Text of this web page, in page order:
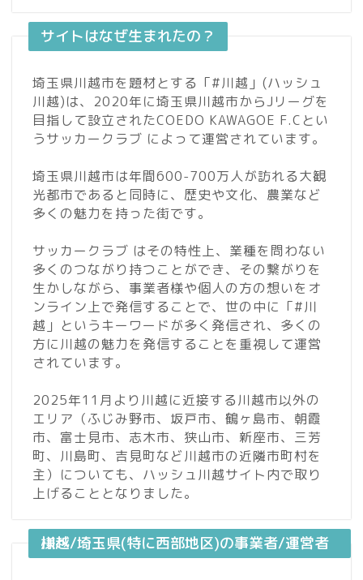
サイトはなぜ生まれたの？
埼玉県川越市を題材とする「#川越」(ハッシュ
川越)は、2020年に埼玉県川越市からJリーグを
目指して設立されたCOEDO KAWAGOE F.Cとい
うサッカークラブ によって運営されています。
埼玉県川越市は年間600-700万人が訪れる大観
光都市であると同時に、歴史や文化、農業など
多くの魅力を持った街です。
サッカークラブ はその特性上、業種を問わない
多くのつながり持つことができ、その繋がりを
生かしながら、事業者様や個人の方の想いをオ
ンライン上で発信することで、世の中に「#川
越」というキーワードが多く発信され、多くの
方に川越の魅力を発信することを重視して運営
されています。
2025年11月より川越に近接する川越市以外の
エリア（ふじみ野市、坂戸市、鶴ヶ島市、朝霞
市、富士見市、志木市、狭山市、新座市、三芳
町、川島町、吉見町など川越市の近隣市町村を
主）についても、ハッシュ川越サイト内で取り
上げることとなりました。
川越/埼玉県(特に西部地区)の事業者/運営者様へ